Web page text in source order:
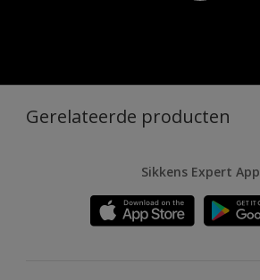
Gerelateerde producten
Sikkens Expert App